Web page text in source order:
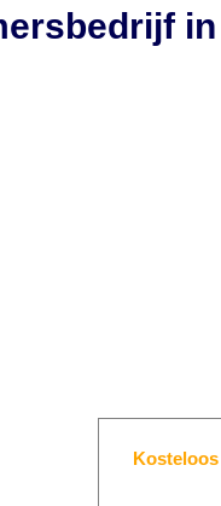
in
Kosteloos